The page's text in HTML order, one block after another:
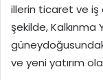
illerin ticaret ve iş
şekilde, Kalkınma
ve yeni yatırım